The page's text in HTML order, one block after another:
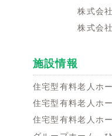
株式会
株式会
施設情報
住宅型有料老人ホ
住宅型有料老人ホ
住宅型有料老人ホ